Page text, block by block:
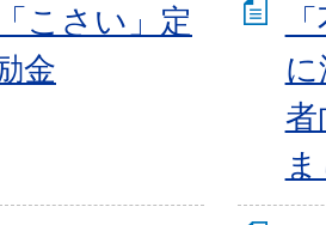
こさい」定
金
者